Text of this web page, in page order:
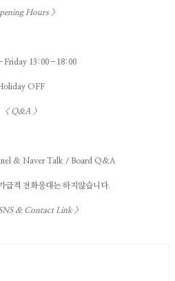
Hours >
13:00–18:00
OFF
< Q&A >
& Naver Talk / Board Q&A
급적 전화응대는 하지않습니다.
& Contact Link >